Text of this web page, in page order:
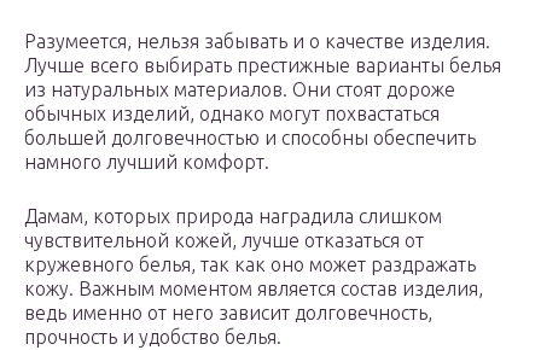
Разумеется, нельзя забывать и о качестве изделия.
Лучше всего выбирать престижные варианты белья
из натуральных материалов. Они стоят дороже
обычных изделий, однако могут похвастаться
большей долговечностью и способны обеспечить
намного лучший комфорт.
Дамам, которых природа наградила слишком
чувствительной кожей, лучше отказаться от
кружевного белья, так как оно может раздражать
кожу. Важным моментом является состав изделия,
ведь именно от него зависит долговечность,
прочность и удобство белья.